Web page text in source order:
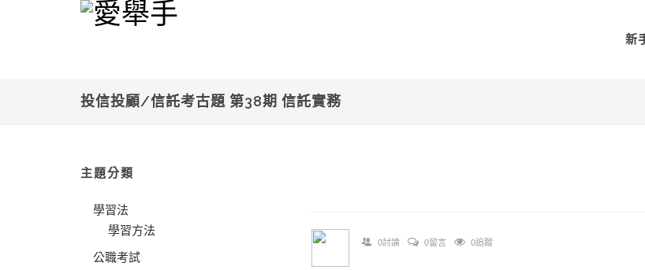
新
投信投顧/信託考古題 第38期 信託實務
主題分類
學習法
學習方法
公職考試
0討論 0留言 0追蹤